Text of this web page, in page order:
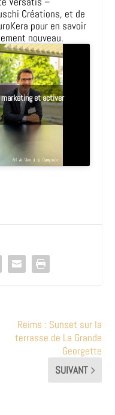
Créations, et de
pour en savoir
nouveau.
marketing et activer
Reims : Sunset sur la
terrasse de La Grande
Georgette
SUIVANT